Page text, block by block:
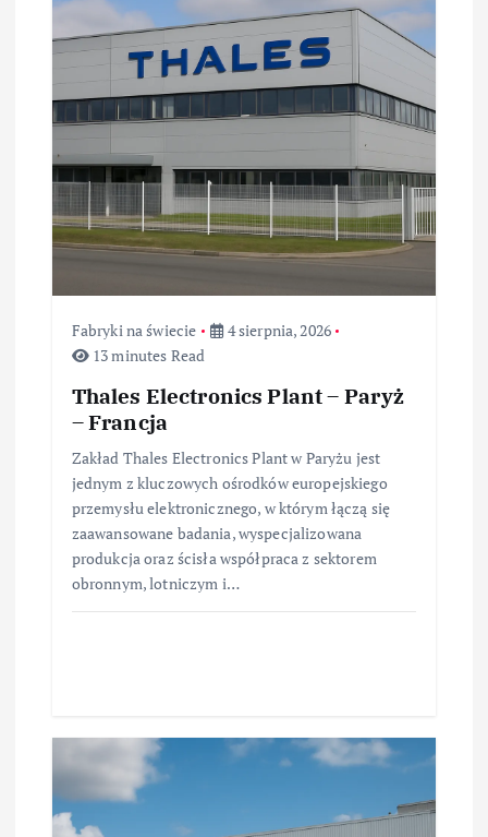
a
w
p
s
u
Fabryki na świecie
4 sierpnia, 2026
13 minutes Read
Thales Electronics Plant – Paryż
– Francja
Zakład Thales Electronics Plant w Paryżu jest
jednym z kluczowych ośrodków europejskiego
przemysłu elektronicznego, w którym łączą się
zaawansowane badania, wyspecjalizowana
produkcja oraz ścisła współpraca z sektorem
obronnym, lotniczym i…